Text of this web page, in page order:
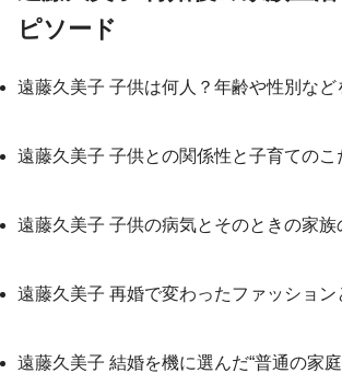
ピソード
遠藤久美子 子供は何人？年齢や性別など
遠藤久美子 子供との関係性と子育てのこ
遠藤久美子 子供の病気とそのときの家族
遠藤久美子 再婚で変わったファッション
遠藤久美子 結婚を機に選んだ“普通の家庭